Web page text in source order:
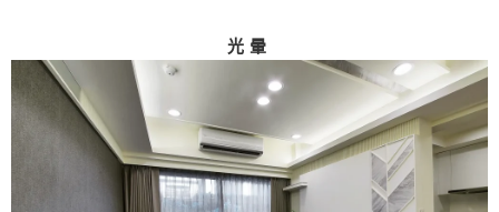
光暈